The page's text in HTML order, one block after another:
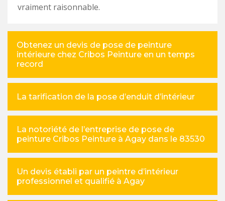
vraiment raisonnable.
Obtenez un devis de pose de peinture
intérieure chez Cribos Peinture en un temps
record
La tarification de la pose d’enduit d’intérieur
La notoriété de l’entreprise de pose de
peinture Cribos Peinture à Agay dans le 83530
Un devis établi par un peintre d’intérieur
professionnel et qualifié à Agay